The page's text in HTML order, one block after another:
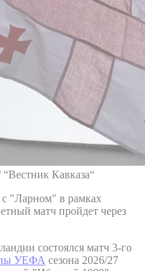
Кавказа“
"Ларном" в рамках
матч пройдет через
состоялся матч 3-го
УЕФА сезона 2026/27